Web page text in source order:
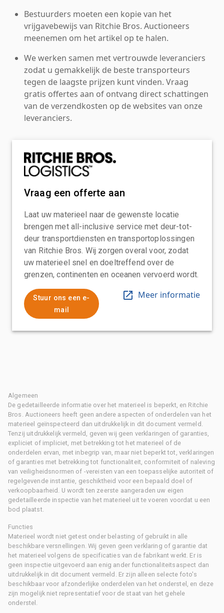
Bestuurders moeten een kopie van het
vrijgavebewijs van Ritchie Bros. Auctioneers
meenemen om het artikel op te halen.
We werken samen met vertrouwde leveranciers
zodat u gemakkelijk de beste transporteurs
tegen de laagste prijzen kunt vinden. Vraag
gratis offertes aan of ontvang direct schattingen
van de verzendkosten op de websites van onze
leveranciers.
Vraag een offerte aan
Laat uw materieel naar de gewenste locatie
brengen met all-inclusive service met deur-tot-
deur transportdiensten en transportoplossingen
van Ritchie Bros. Wij zorgen overal voor, zodat
uw materieel snel en doeltreffend over de
grenzen, continenten en oceanen vervoerd wordt.
Stuur ons een e-
mail
Meer informatie
Algemeen
De gedetailleerde informatie over het materieel is beperkt, en Ritchie
Bros. Auctioneers heeft geen andere aspecten of onderdelen van het
materieel geïnspecteerd dan uitdrukkelijk in dit document vermeld.
Tenzij uitdrukkelijk vermeld, geven wij geen verklaringen of garanties,
expliciet of impliciet, met betrekking tot het materieel of de
onderdelen ervan, met inbegrip van, maar niet beperkt tot, verklaringen
of garanties met betrekking tot functionaliteit, conformiteit of naleving
van veiligheidsnormen of -vereisten van een toepasselijke autoriteit of
regelgevende instantie, geschiktheid voor een bepaald doel of
verkoopbaarheid. U wordt ten zeerste aangeraden uw eigen
gedetailleerde inspectie van het materieel uit te voeren voordat u een
bod plaatst.
Functies
Materieel wordt niet getest onder belasting of gebruikt in alle
beschikbare versnellingen. Wij geven geen verklaring of garantie dat
het materieel volgens de specificaties van de fabrikant werkt. Er is
geen inspectie uitgevoerd aan enig ander functionaliteitsaspect dan
uitdrukkelijk in dit document vermeld. Er zijn alleen selecte foto's
beschikbaar voor afzonderlijke onderdelen van het onderstel, en deze
zijn mogelijk niet representatief voor de staat van het gehele
onderstel.